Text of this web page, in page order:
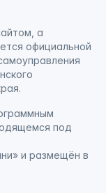
а
официальной
под
и размещён в